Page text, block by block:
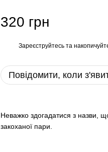
320 грн
Зареєструйтесь та
Повідомити, коли
Неважко здогадатися з назви,
закоханої пари.